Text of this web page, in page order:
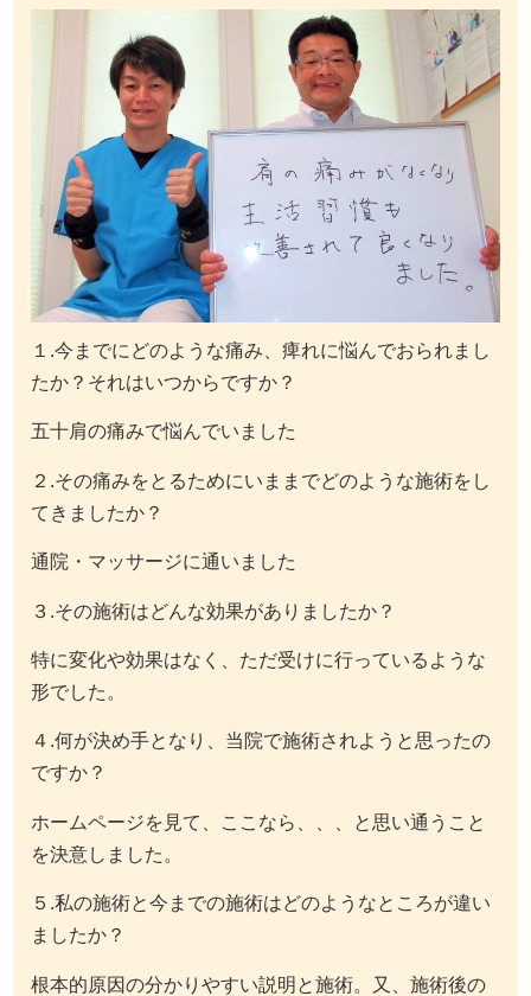
１.今までにどのような痛み、痺れに悩んでおられまし
たか？それはいつからですか？
五十肩の痛みで悩んでいました
２.その痛みをとるためにいままでどのような施術をし
てきましたか？
通院・マッサージに通いました
３.その施術はどんな効果がありましたか？
特に変化や効果はなく、ただ受けに行っているような
形でした。
４.何が決め手となり、当院で施術されようと思ったの
ですか？
ホームページを見て、ここなら、、、と思い通うこと
を決意しました。
５.私の施術と今までの施術はどのようなところが違い
ましたか？
根本的原因の分かりやすい説明と施術。又、施術後の